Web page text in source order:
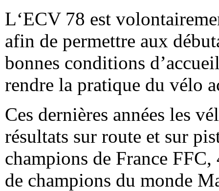
L‘ECV 78 est
afin de permettre aux
bonnes conditions
rendre la pratique du vélo
Ces dernières années les
résultats sur route et sur
champions de France
de champions du monde